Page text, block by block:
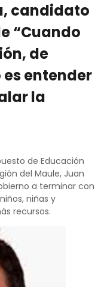
candidato
“Cuando
de
entender
la
de Educación
del Maule, Juan
a terminar con
niñas y
recursos.